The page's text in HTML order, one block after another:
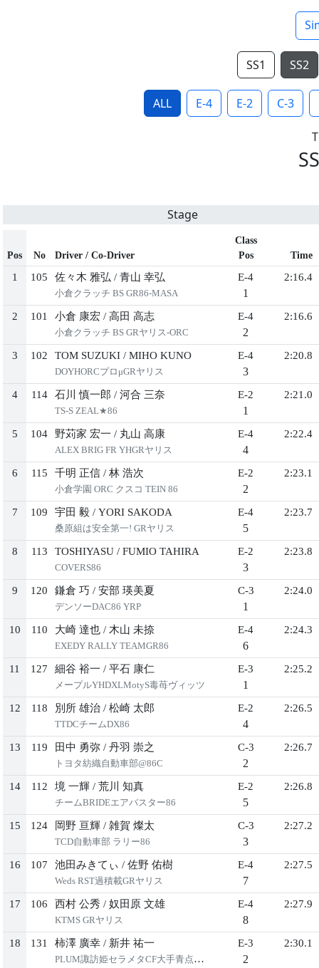
SS1 SS2
ALL E-4 E-2 C-3
Stage
Pos No Driver / Co-Driver
Class
Pos
Time
1 105 佐々木 雅弘 / 青山 幸弘
小倉クラッチ BS GR86-MASA
E-4
1
2:16.4
2 101 小倉 康宏 / 高田 高志
小倉クラッチ BS GRヤリス-ORC
E-4
2
2:16.6
3 102 TOM SUZUKI / MIHO KUNO
DOYHORCプロμGRヤリス
E-4
3
2:20.8
4 114 石川 慎一郎 / 河合 三奈
TS-S ZEAL★86
E-2
1
2:21.0
5 104 野苅家 宏一 / 丸山 高康
ALEX BRIG FR YHGRヤリス
E-4
4
2:22.4
6 115 千明 正信 / 林 浩次
小倉学園 ORC クスコ TEIN 86
E-2
2
2:23.1
7 109 宇田 毅 / YORI SAKODA
桑原組は安全第一! GRヤリス
E-4
5
2:23.7
8 113 TOSHIYASU / FUMIO TAHIRA
COVERS86
E-2
3
2:23.8
9 120 鎌倉 巧 / 安部 瑛美夏
デンソーDAC86 YRP
C-3
1
2:24.0
10 110 大崎 達也 / 木山 未捺
EXEDY RALLY TEAMGR86
E-4
6
2:24.3
11 127 細谷 裕一 / 平石 康仁
メープルYHDXLMotyS毒苺ヴィッツ
E-3
1
2:25.2
12 118 別所 雄治 / 松崎 太郎
TTDCチームDX86
E-2
4
2:26.5
13 119 田中 勇弥 / 丹羽 崇之
トヨタ紡織自動車部@86C
C-3
2
2:26.7
14 112 境 一輝 / 荒川 知真
チームBRIDEエアバスター86
E-2
5
2:26.8
15 124 岡野 亘輝 / 雑賀 燦太
TCD自動車部 ラリー86
C-3
3
2:27.2
16 107 池田みきてぃ / 佐野 佑樹
Weds RST過積載GRヤリス
E-4
7
2:27.5
17 106 西村 公秀 / 奴田原 文雄
KTMS GRヤリス
E-4
8
2:27.9
18 131 柿澤 廣幸 / 新井 祐一
PLUM諏訪姫セラメタCF大手青点ヤリス
E-3
2
2:30.1